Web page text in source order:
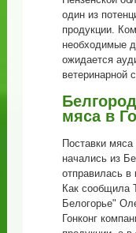
один из
продукции.
необходимые
ожидается
ветеринарной
мяса в
Поставки мяса
начались из
отправилась в
Как сообщила
Белогорье"
Гонконг